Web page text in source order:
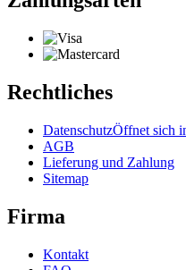
Rechtliches
DatenschutzÖffnet sich
AGB
Lieferung und Zahlung
Sitemap
Firma
Kontakt